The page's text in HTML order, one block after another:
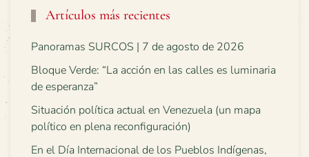
Artículos más recientes
Panoramas SURCOS | 7 de agosto de 2026
Bloque Verde: “La acción en las calles es luminaria
de esperanza”
Situación política actual en Venezuela (un mapa
político en plena reconfiguración)
En el Día Internacional de los Pueblos Indígenas,